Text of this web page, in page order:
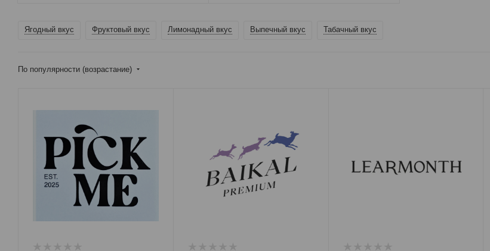
Ягодный вкус Фруктовый вкус Лимонадный вкус Выпечный вкус Табачный вкус
По популярности (возрастание)